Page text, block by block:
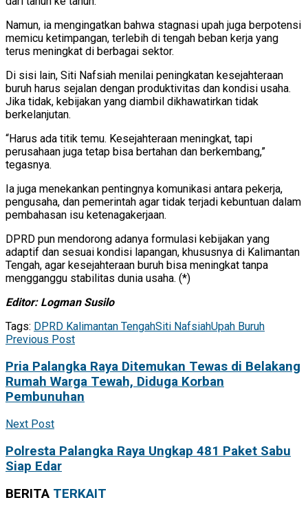
Namun, ia mengingatkan bahwa stagnasi upah juga berpotensi
memicu ketimpangan, terlebih di tengah beban kerja yang
terus meningkat di berbagai sektor.
Di sisi lain, Siti Nafsiah menilai peningkatan kesejahteraan
buruh harus sejalan dengan produktivitas dan kondisi usaha.
Jika tidak, kebijakan yang diambil dikhawatirkan tidak
berkelanjutan.
“Harus ada titik temu. Kesejahteraan meningkat, tapi
perusahaan juga tetap bisa bertahan dan berkembang,”
tegasnya.
Ia juga menekankan pentingnya komunikasi antara pekerja,
pengusaha, dan pemerintah agar tidak terjadi kebuntuan dalam
pembahasan isu ketenagakerjaan.
DPRD pun mendorong adanya formulasi kebijakan yang
adaptif dan sesuai kondisi lapangan, khususnya di Kalimantan
Tengah, agar kesejahteraan buruh bisa meningkat tanpa
mengganggu stabilitas dunia usaha. (*)
Editor: Logman Susilo
Tags: DPRD Kalimantan TengahSiti NafsiahUpah Buruh
Previous Post
Pria Palangka Raya Ditemukan Tewas di Belakang
Rumah Warga Tewah, Diduga Korban
Pembunuhan
Next Post
Polresta Palangka Raya Ungkap 481 Paket Sabu
Siap Edar
BERITA TERKAIT